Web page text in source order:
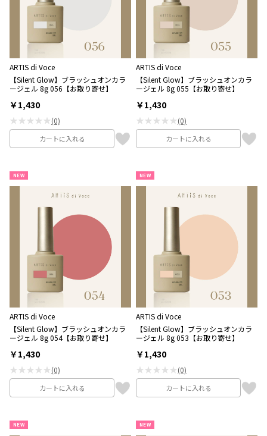
ARTIS di Voce
【Silent Glow】ブラッシュオンカラ
ージェル 8g 056【お取り寄せ】
￥1,430
★★★★★(0)
カートに入れる
ARTIS di Voce
【Silent Glow】ブラッシュオンカラ
ージェル 8g 055【お取り寄せ】
￥1,430
★★★★★(0)
カートに入れる
NEW
ARTIS di Voce
【Silent Glow】ブラッシュオンカラ
ージェル 8g 054【お取り寄せ】
￥1,430
★★★★★(0)
カートに入れる
NEW
ARTIS di Voce
【Silent Glow】ブラッシュオンカラ
ージェル 8g 053【お取り寄せ】
￥1,430
★★★★★(0)
カートに入れる
NEW NEW